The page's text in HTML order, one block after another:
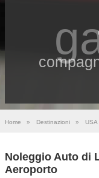
Home » Destinazioni » USA
Noleggio Auto di
Aeroporto